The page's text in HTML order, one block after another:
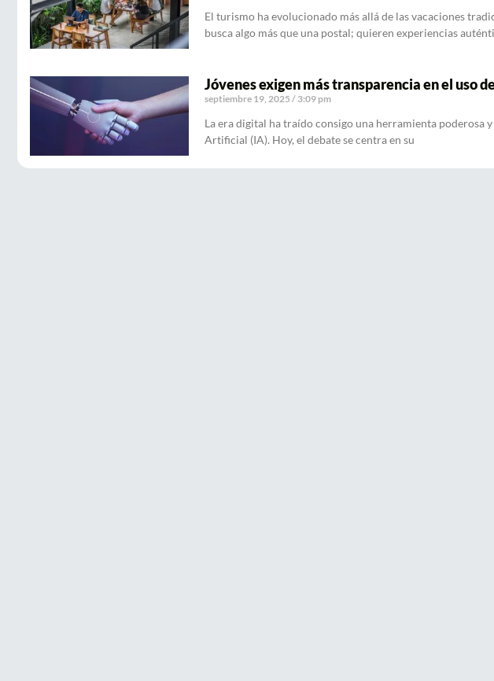
El turismo ha evolucionado más allá de las vacaciones
busca algo más que una postal; quieren experiencias
Jóvenes exigen más transparencia en el uso
septiembre 19, 2025 3:09 pm
La era digital ha traído consigo una herramienta poderosa
Artificial (IA). Hoy, el debate se centra en su